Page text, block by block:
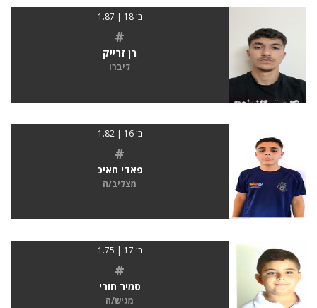
בן 18 | 1.87
#
רן זרייק
ליברו
בן 16 | 1.82
#
פאדי חאיכ
מצליב/ה
בן 17 | 1.75
#
סמיר חורי
מגיש/ה